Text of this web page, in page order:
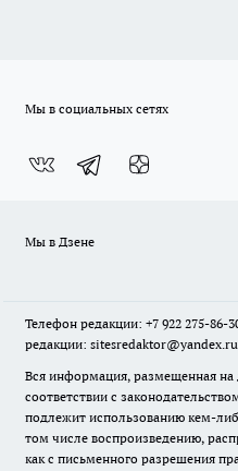
Мы в социальных сетях
Мы в Дзене
Телефон редакции: +7 922 275-86-
редакции: sitesredaktor@yandex.ru
Вся информация, размещенная на
соответствии с
подлежит использованию кем-
том числе воспроизведению,
как с письменного разрешения